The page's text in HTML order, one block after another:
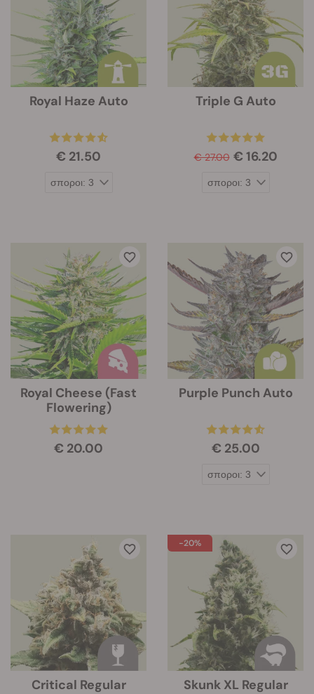
Royal Haze Auto
€ 21.50
Triple G Auto
€ 27.00 € 16.20
Royal Cheese (Fast
Flowering)
€ 20.00
Purple Punch Auto
€ 25.00
Critical Regular
-20%
Skunk XL Regular